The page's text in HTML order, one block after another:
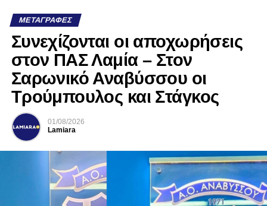
ΜΕΤΑΓΡΑΦΈΣ
Συνεχίζονται οι αποχωρήσεις
στον ΠΑΣ Λαμία – Στον
Σαρωνικό Αναβύσσου οι
Τρούμπουλος και Στάγκος
01/08/2026
Lamiara